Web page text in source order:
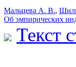
Мальцева А. В.,
Об эмпирических
Текст